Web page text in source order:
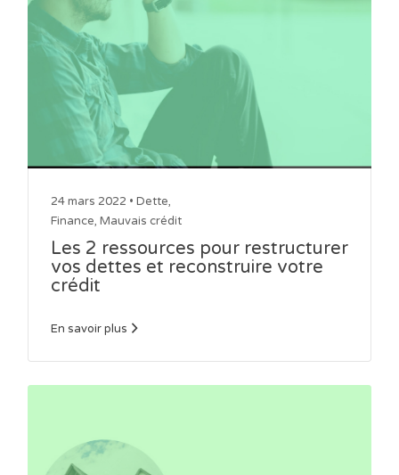
24 mars 2022 • Dette,
Finance, Mauvais crédit
Les 2 ressources pour restructurer
vos dettes et reconstruire votre
crédit
En savoir plus